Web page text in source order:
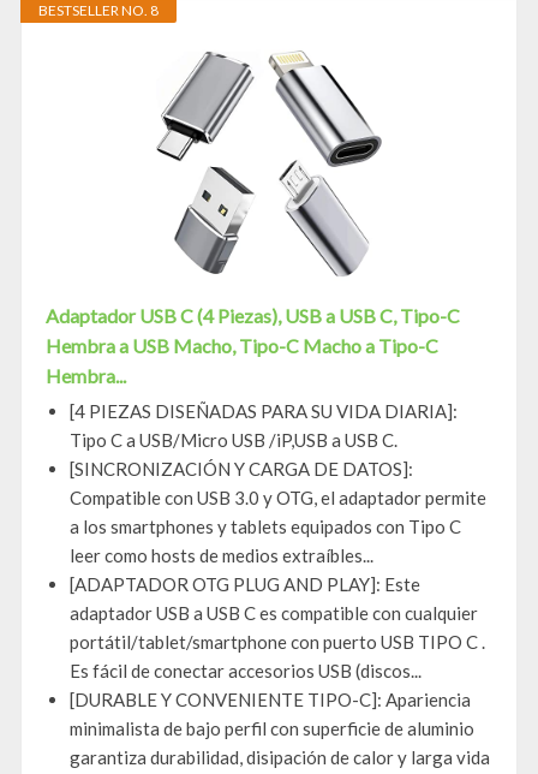
BESTSELLER NO. 8
Adaptador USB C (4 Piezas), USB a USB C, Tipo-C
Hembra a USB Macho, Tipo-C Macho a Tipo-C
Hembra...
[4 PIEZAS DISEÑADAS PARA SU VIDA DIARIA]:
Tipo C a USB/Micro USB /iP,USB a USB C.
[SINCRONIZACIÓN Y CARGA DE DATOS]:
Compatible con USB 3.0 y OTG, el adaptador permite
a los smartphones y tablets equipados con Tipo C
leer como hosts de medios extraíbles...
[ADAPTADOR OTG PLUG AND PLAY]: Este
adaptador USB a USB C es compatible con cualquier
portátil/tablet/smartphone con puerto USB TIPO C .
Es fácil de conectar accesorios USB (discos...
[DURABLE Y CONVENIENTE TIPO-C]: Apariencia
minimalista de bajo perfil con superficie de aluminio
garantiza durabilidad, disipación de calor y larga vida